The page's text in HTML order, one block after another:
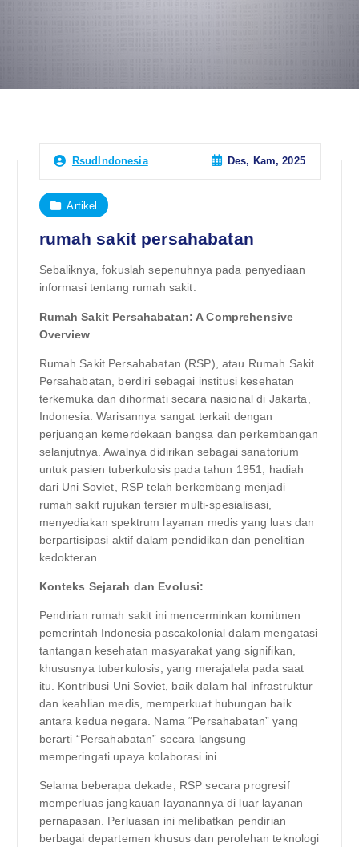
RsudIndonesia Des, Kam, 2025
Artikel
rumah sakit persahabatan
Sebaliknya, fokuslah sepenuhnya pada penyediaan
informasi tentang rumah sakit.
Rumah Sakit Persahabatan: A Comprehensive
Overview
Rumah Sakit Persahabatan (RSP), atau Rumah Sakit
Persahabatan, berdiri sebagai institusi kesehatan
terkemuka dan dihormati secara nasional di Jakarta,
Indonesia. Warisannya sangat terkait dengan
perjuangan kemerdekaan bangsa dan perkembangan
selanjutnya. Awalnya didirikan sebagai sanatorium
untuk pasien tuberkulosis pada tahun 1951, hadiah
dari Uni Soviet, RSP telah berkembang menjadi
rumah sakit rujukan tersier multi-spesialisasi,
menyediakan spektrum layanan medis yang luas dan
berpartisipasi aktif dalam pendidikan dan penelitian
kedokteran.
Konteks Sejarah dan Evolusi:
Pendirian rumah sakit ini mencerminkan komitmen
pemerintah Indonesia pascakolonial dalam mengatasi
tantangan kesehatan masyarakat yang signifikan,
khususnya tuberkulosis, yang merajalela pada saat
itu. Kontribusi Uni Soviet, baik dalam hal infrastruktur
dan keahlian medis, memperkuat hubungan baik
antara kedua negara. Nama “Persahabatan” yang
berarti “Persahabatan” secara langsung
memperingati upaya kolaborasi ini.
Selama beberapa dekade, RSP secara progresif
memperluas jangkauan layanannya di luar layanan
pernapasan. Perluasan ini melibatkan pendirian
berbagai departemen khusus dan perolehan teknologi